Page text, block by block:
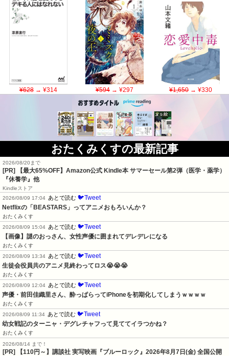
¥628→ ¥314 ¥594→ ¥297 ¥1,650→ ¥330
おたくみくすの最新記事
2026/08/20まで
[PR]
【最大65%OFF】Amazon公式 Kindle本 サマーセール第2弾（医学・薬学）
『休養学』他
Kindleストア
2026/08/09 17:04 あとで読む 🐦Tweet
Netflixの「BEASTARS」ってアニメおもろいんか？
おたくみくす
2026/08/09 15:04 あとで読む 🐦Tweet
【画像】謎のおっさん、女性声優に囲まれてデレデレになる
おたくみくす
2026/08/09 13:34 あとで読む 🐦Tweet
生徒会役員共のアニメ見終わってロス😭😭😭
おたくみくす
2026/08/09 12:04 あとで読む 🐦Tweet
声優・前田佳織里さん、酔っぱらってiPhoneを初期化してしまうｗｗｗｗ
おたくみくす
2026/08/09 11:34 あとで読む 🐦Tweet
幼女戦記のターニャ・デグレチャフって見ててイラつかね？
おたくみくす
2026/08/14 まで！
[PR]
【110円～】講談社 実写映画『ブルーロック』2026年8月7日(金) 全国公開